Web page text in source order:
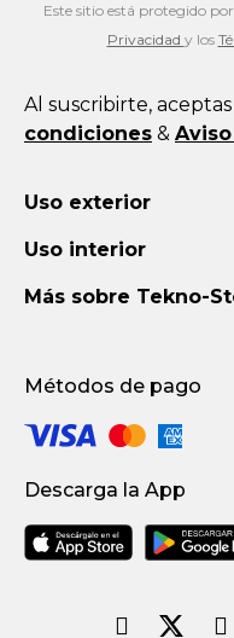
Este sitio está protegido
Privacidad y los
Al suscribirte,
condiciones &
Uso exterior
Uso interior
Más sobre Tekno-
Métodos de pago
Descarga la App